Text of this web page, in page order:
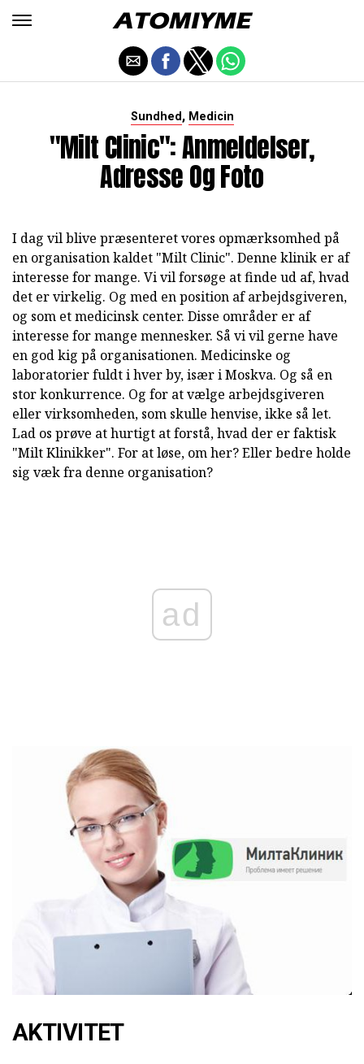
Sundhed, Medicin
"Milt Clinic": Anmeldelser,
Adresse Og Foto
I dag vil blive præsenteret vores opmærksomhed på
en organisation kaldet "Milt Clinic". Denne klinik er af
interesse for mange. Vi vil forsøge at finde ud af, hvad
det er virkelig. Og med en position af arbejdsgiveren,
og som et medicinsk center. Disse områder er af
interesse for mange mennesker. Så vi vil gerne have
en god kig på organisationen. Medicinske og
laboratorier fuldt i hver by, især i Moskva. Og så en
stor konkurrence. Og for at vælge arbejdsgiveren
eller virksomheden, som skulle henvise, ikke så let.
Lad os prøve at hurtigt at forstå, hvad der er faktisk
"Milt Klinikker". For at løse, om her? Eller bedre holde
sig væk fra denne organisation?
ad
AKTIVITET